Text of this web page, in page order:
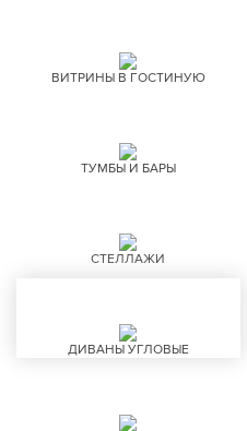
ВИТРИНЫ В ГОСТИНУЮ
ТУМБЫ И БАРЫ
СТЕЛЛАЖИ
ДИВАНЫ УГЛОВЫЕ